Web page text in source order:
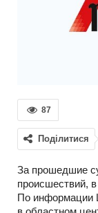
87
Поділитися
За прошедшие
происшествий,
По информации